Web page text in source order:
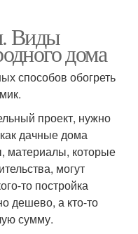
Виды
дома
способов обогреть
проект, нужно
дачные дома
материалы, которые
могут
то постройка
дешево, а кто-то
сумму.